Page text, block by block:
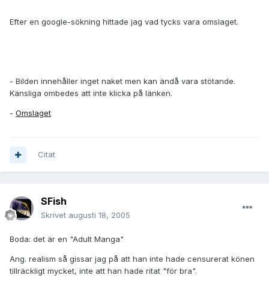
Efter en google-sökning hittade jag vad tycks vara omslaget.
- Bilden innehåller inget naket men kan ändå vara stötande.
Känsliga ombedes att inte klicka på länken.
- Omslaget
Citat
SFish
Skrivet augusti 18, 2005
Boda: det är en "Adult Manga"
Ang. realism så gissar jag på att han inte hade censurerat könen
tillräckligt mycket, inte att han hade ritat "för bra".